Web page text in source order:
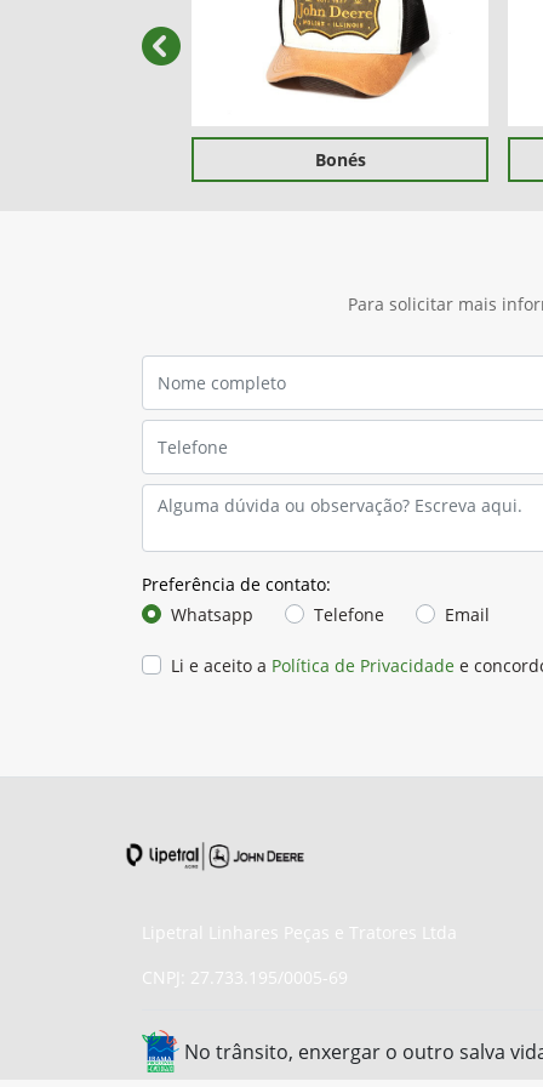
Bonés
templates.template-
Para solicitar mais
Preferência de contato:
Whatsapp
Telefone Email
Li e aceito a Política de Privacidade e
Lipetral Linhares Peças e Tratores Ltda
CNPJ: 27.733.195/0005-69
No trânsito, enxergar o outro salva